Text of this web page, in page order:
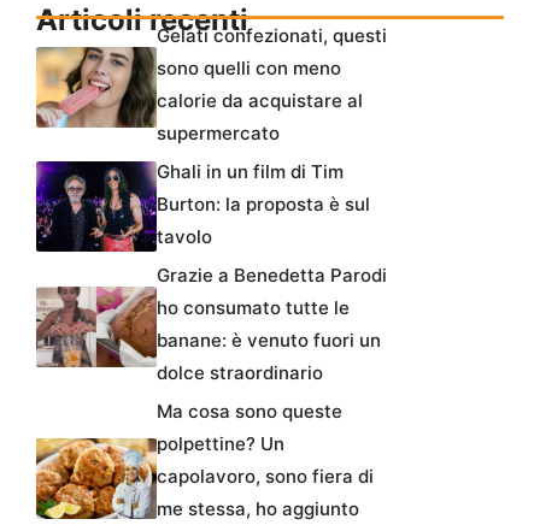
Articoli recentiGelati confezionati, questi
sono quelli con meno
calorie da acquistare al
supermercato
Ghali in un film di Tim
Burton: la proposta è sul
tavolo
Grazie a Benedetta Parodi
ho consumato tutte le
banane: è venuto fuori un
dolce straordinario
Ma cosa sono queste
polpettine? Un
capolavoro, sono fiera di
me stessa, ho aggiunto